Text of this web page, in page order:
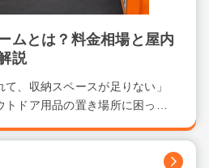
ムとは？料金相場と屋内
説
て、収納スペースが足りない」
トドア用品の置き場所に困っ